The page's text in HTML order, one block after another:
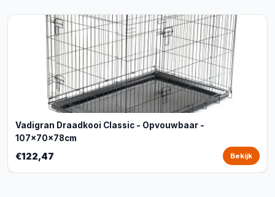
Vadigran Draadkooi Classic - Opvouwbaar -
107x70x78cm
€122,47 Bekijk